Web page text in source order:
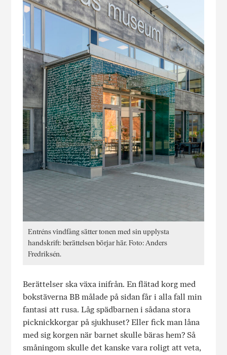
Entréns vindfång sätter tonen med sin upplysta
handskrift: berättelsen börjar här. Foto: Anders
Fredriksén.
Berättelser ska växa inifrån. En flätad korg med
bokstäverna BB målade på sidan får i alla fall min
fantasi att rusa. Låg spädbarnen i sådana stora
picknickkorgar på sjukhuset? Eller fick man låna
med sig korgen när barnet skulle bäras hem? Så
småningom skulle det kanske vara roligt att veta,